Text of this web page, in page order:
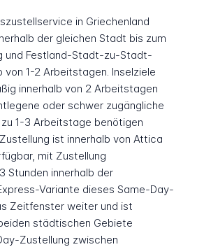
in Griechenland
der gleichen Stadt bis zum
und Festland-Stadt-zu-Stadt-
von 1-2 Arbeitstagen. Inselziele
innerhalb von 2 Arbeitstagen
oder schwer zugängliche
1-3 Arbeitstage benötigen
ist innerhalb von Attica
mit Zustellung
Stunden innerhalb der
Variante dieses Same-Day-
Zeitfenster weiter und ist
städtischen Gebiete
Zustellung zwischen